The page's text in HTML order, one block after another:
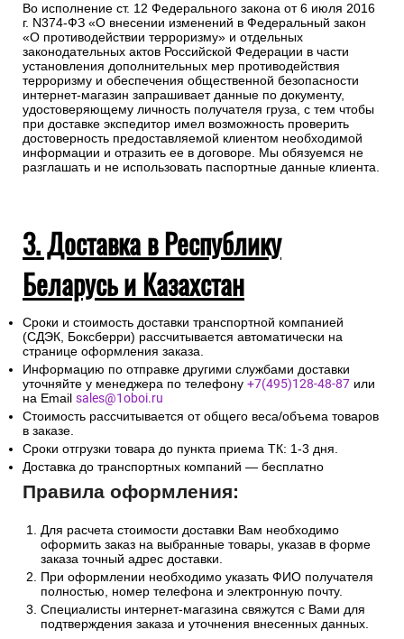
Во исполнение ст. 12 Федерального закона от 6 июля 2016
г. N374-ФЗ «О внесении изменений в Федеральный закон
«О противодействии терроризму» и отдельных
законодательных актов Российской Федерации в части
установления дополнительных мер противодействия
терроризму и обеспечения общественной безопасности
интернет-магазин запрашивает данные по документу,
удостоверяющему личность получателя груза, с тем чтобы
при доставке экспедитор имел возможность проверить
достоверность предоставляемой клиентом необходимой
информации и отразить ее в договоре. Мы обязуемся не
разглашать и не использовать паспортные данные клиента.
3. Доставка в Республику
Беларусь и Казахстан
Сроки и стоимость доставки транспортной компанией
(СДЭК, Боксберри) рассчитывается автоматически на
странице оформления заказа.
Информацию по отправке другими службами доставки
уточняйте у менеджера по телефону +7(495)128-48-87 или
на Email sales@1oboi.ru
Стоимость рассчитывается от общего веса/объема товаров
в заказе.
Сроки отгрузки товара до пункта приема ТК: 1-3 дня.
Доставка до транспортных компаний — бесплатно
Правила оформления:
Для расчета стоимости доставки Вам необходимо
оформить заказ на выбранные товары, указав в форме
заказа точный адрес доставки.
При оформлении необходимо указать ФИО получателя
полностью, номер телефона и электронную почту.
Специалисты интернет-магазина свяжутся с Вами для
подтверждения заказа и уточнения внесенных данных.